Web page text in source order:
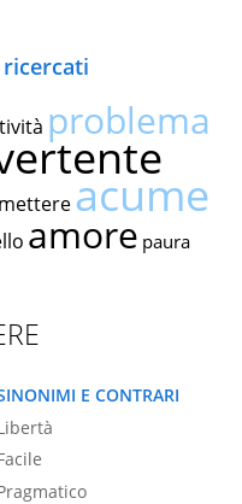
problema
acume
amore paura
E CONTRARI